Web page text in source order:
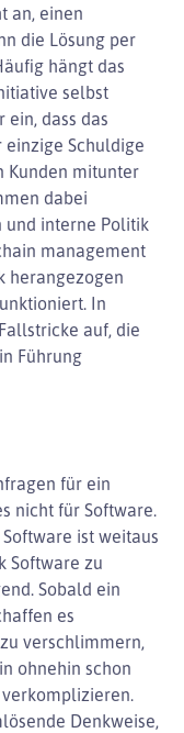
an, einen
die Lösung per
hängt das
selbst
dass das
Schuldige
Kunden mitunter
dabei
und interne Politik
management
herangezogen
In
auf, die
Führung
für ein
nicht für Software.
ist weitaus
Software zu
Sobald ein
es
verschlimmern,
ohnehin schon
Denkweise,